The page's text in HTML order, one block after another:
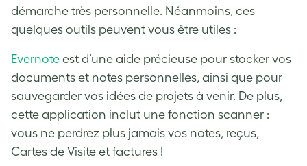
démarche très personnelle. Néanmoins, ces
quelques outils peuvent vous être utiles :
Evernote est d’une aide précieuse pour stocker vos
documents et notes personnelles, ainsi que pour
sauvegarder vos idées de projets à venir. De plus,
cette application inclut une fonction scanner :
vous ne perdrez plus jamais vos notes, reçus,
Cartes de Visite et factures !